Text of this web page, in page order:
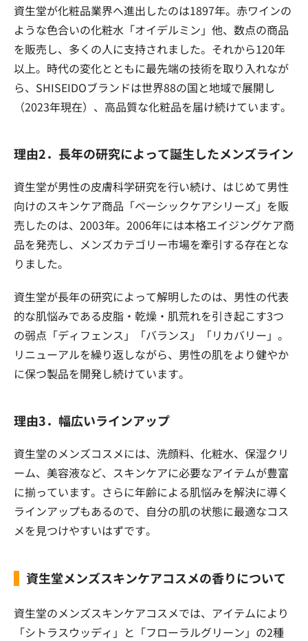
資生堂が化粧品業界へ進出したのは1897年。赤ワインの
ような色合いの化粧水「オイデルミン」他、数点の商品
を販売し、多くの人に支持されました。それから120年
以上。時代の変化とともに最先端の技術を取り入れなが
ら、SHISEIDOブランドは世界88の国と地域で展開し
（2023年現在）、高品質な化粧品を届け続けています。
理由2．長年の研究によって誕生したメンズライン
資生堂が男性の皮膚科学研究を行い続け、はじめて男性
向けのスキンケア商品「ベーシックケアシリーズ」を販
売したのは、2003年。2006年には本格エイジングケア商
品を発売し、メンズカテゴリー市場を牽引する存在とな
りました。
資生堂が長年の研究によって解明したのは、男性の代表
的な肌悩みである皮脂・乾燥・肌荒れを引き起こす3つ
の弱点「ディフェンス」「バランス」「リカバリー」。
リニューアルを繰り返しながら、男性の肌をより健やか
に保つ製品を開発し続けています。
理由3．幅広いラインアップ
資生堂のメンズコスメには、洗顔料、化粧水、保湿クリ
ーム、美容液など、スキンケアに必要なアイテムが豊富
に揃っています。さらに年齢による肌悩みを解決に導く
ラインアップもあるので、自分の肌の状態に最適なコス
メを見つけやすいはずです。
資生堂メンズスキンケアコスメの香りについて
資生堂のメンズスキンケアコスメでは、アイテムにより
「シトラスウッディ」と「フローラルグリーン」の2種